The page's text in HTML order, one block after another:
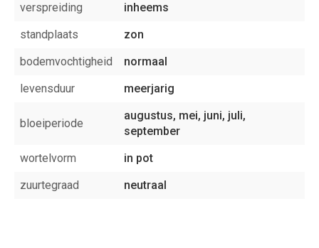
verspreiding
inheems
standplaats
zon
bodemvochtigheid
normaal
levensduur
meerjarig
bloeiperiode
augustus, mei, juni, juli,
september
wortelvorm
in pot
zuurtegraad
neutraal